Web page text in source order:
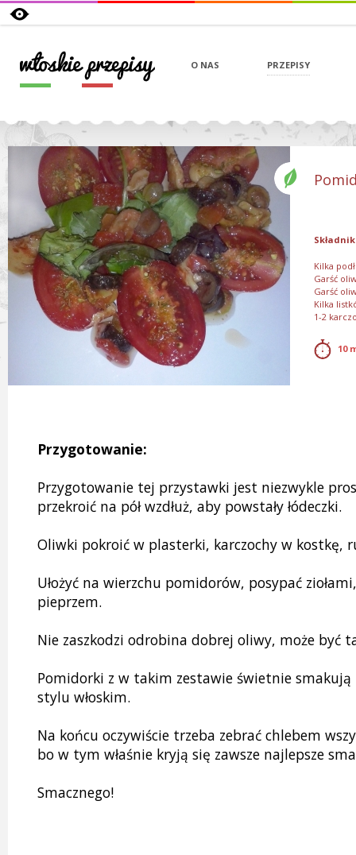
O NAS PRZEPISY
Kilka
Garść
Garść
Kilka
1-2
oliwa
10
Przygotowanie:
Przygotowanie tej przystawki jest niezwykle
przekroić na pół wzdłuż, aby powstały łódeczki.
Oliwki pokroić w plasterki, karczochy w kostkę,
Ułożyć na wierzchu pomidorów, posypać
pieprzem.
Nie zaszkodzi odrobina dobrej oliwy, może być
Pomidorki z w takim zestawie świetnie
stylu włoskim.
Na końcu oczywiście trzeba zebrać chlebem
bo w tym właśnie kryją się zawsze najlepsze
Smacznego!